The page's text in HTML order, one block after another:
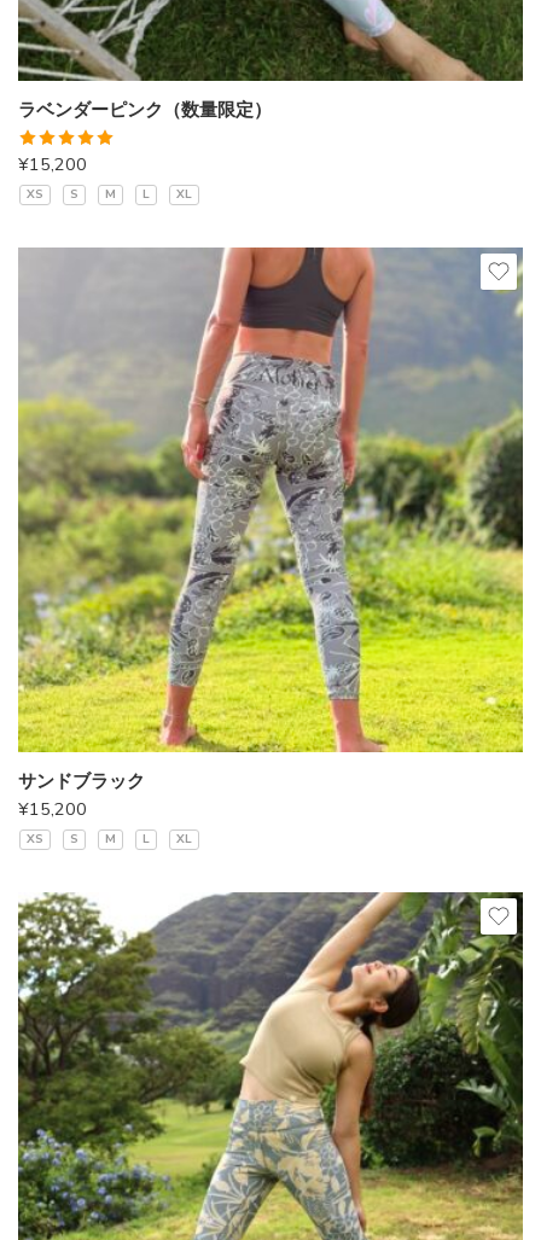
ラベンダーピンク（数量限定）
5段階中
5.00 の評価
¥15,200
XS S M L XL
サンドブラック
¥15,200
XS S M L XL